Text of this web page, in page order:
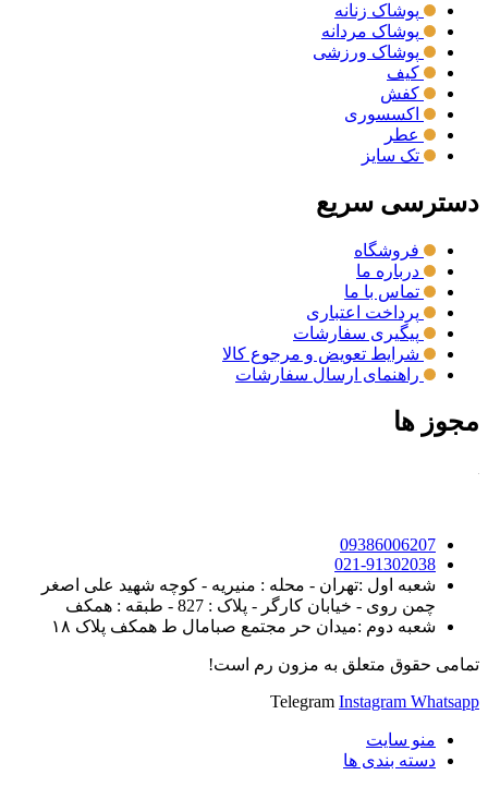
پوشاک زنانه
پوشاک مردانه
پوشاک ورزشی
کیف
کفش
اکسسوری
عطر
تک سایز
دسترسی سریع
فروشگاه
درباره ما
تماس با ما
پرداخت اعتباری
پیگیری سفارشات
شرایط تعویض و مرجوع کالا
راهنمای ارسال سفارشات
مجوز ها
09386006207
021-91302038
شعبه اول :تهران - محله : منیریه - کوچه شهید علی اصغر
چمن روی - خیابان کارگر - پلاک : 827 - طبقه : همکف
شعبه دوم :میدان حر مجتمع صبامال ط همکف پلاک ۱۸
تمامی حقوق متعلق به مزون رم است!
Telegram Instagram Whatsapp
منو سایت
دسته بندی ها